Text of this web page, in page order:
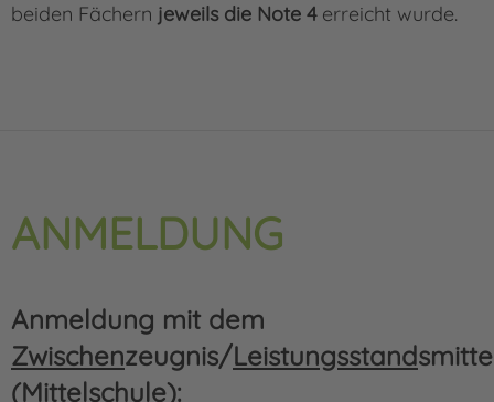
beiden Fächern jeweils die Note 4erreicht wurde.
ANMELDUNG
Anmeldung mit dem
Zwischenzeugnis/Leistungsstand
(Mittelschule):